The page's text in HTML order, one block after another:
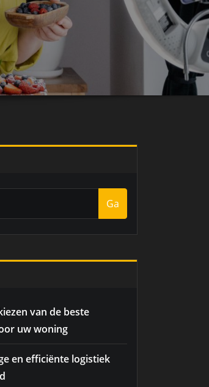
Ga
van de beste
uw woning
en efficiënte logistiek